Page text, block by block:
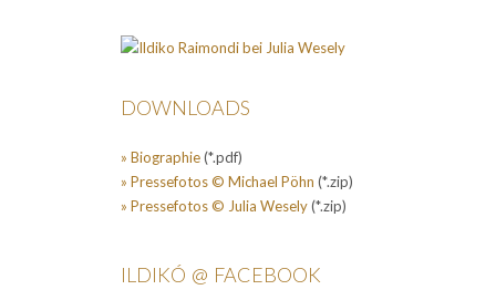
DOWNLOADS
» Biographie(*.pdf)
» Pressefotos © Michael Pöhn (*.zip)
» Pressefotos © Julia Wesely(*.zip)
ILDIKÓ @ FACEBOOK